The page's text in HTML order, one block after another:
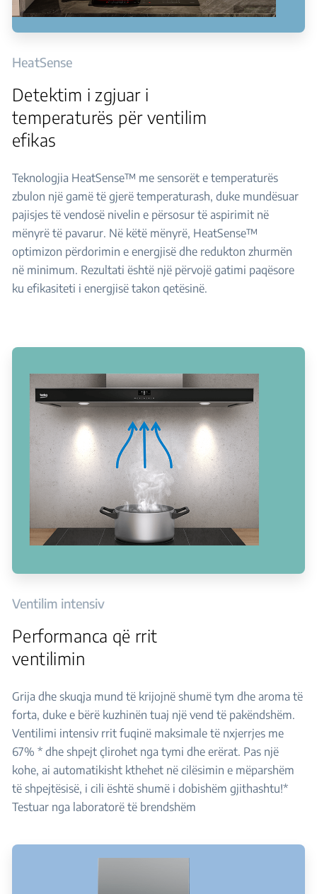
HeatSense
Detektim i zgjuar i
temperaturës për ventilim
efikas
Teknologjia HeatSense™ me sensorët e temperaturës
zbulon një gamë të gjerë temperaturash, duke mundësuar
pajisjes të vendosë nivelin e përsosur të aspirimit në
mënyrë të pavarur. Në këtë mënyrë, HeatSense™
optimizon përdorimin e energjisë dhe redukton zhurmën
në minimum. Rezultati është një përvojë gatimi paqësore
ku efikasiteti i energjisë takon qetësinë.
Ventilim intensiv
Performanca që rrit
ventilimin
Grija dhe skuqja mund të krijojnë shumë tym dhe aroma të
forta, duke e bërë kuzhinën tuaj një vend të pakëndshëm.
Ventilimi intensiv rrit fuqinë maksimale të nxjerrjes me
67% * dhe shpejt çlirohet nga tymi dhe erërat. Pas një
kohe, ai automatikisht kthehet në cilësimin e mëparshëm
të shpejtësisë, i cili është shumë i dobishëm gjithashtu!*
Testuar nga laboratorë të brendshëm